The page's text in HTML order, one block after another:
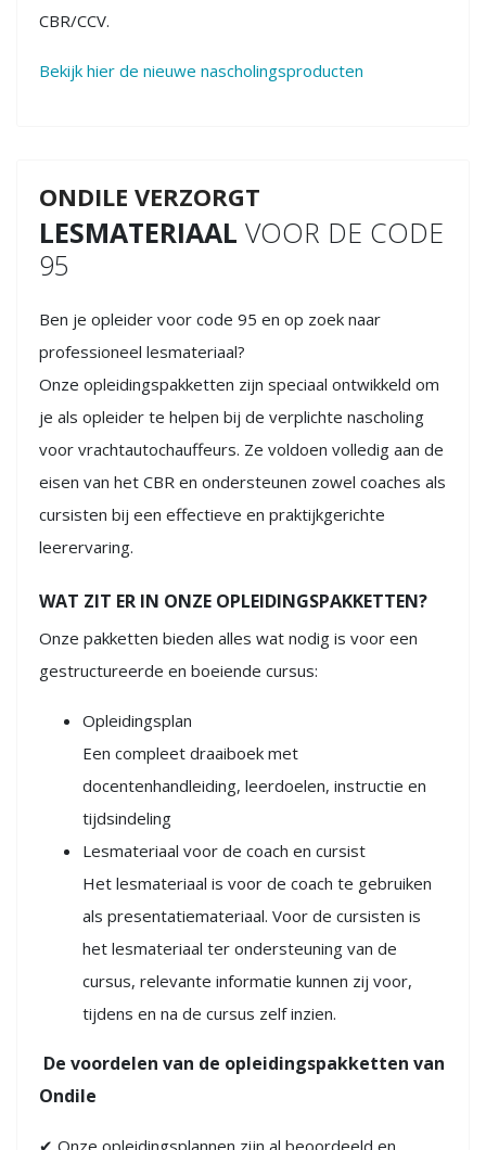
CBR/CCV.
Bekijk hier de nieuwe nascholingsproducten
ONDILE VERZORGT
LESMATERIAAL VOOR DE CODE
95
Ben je opleider voor code 95 en op zoek naar
professioneel lesmateriaal?
Onze opleidingspakketten zijn speciaal ontwikkeld om
je als opleider te helpen bij de verplichte nascholing
voor vrachtautochauffeurs. Ze voldoen volledig aan de
eisen van het CBR en ondersteunen zowel coaches als
cursisten bij een effectieve en praktijkgerichte
leerervaring.
WAT ZIT ER IN ONZE OPLEIDINGSPAKKETTEN?
Onze pakketten bieden alles wat nodig is voor een
gestructureerde en boeiende cursus:
Opleidingsplan
Een compleet draaiboek met
docentenhandleiding, leerdoelen, instructie en
tijdsindeling
Lesmateriaal voor de coach en cursist
Het lesmateriaal is voor de coach te gebruiken
als presentatiemateriaal. Voor de cursisten is
het lesmateriaal ter ondersteuning van de
cursus, relevante informatie kunnen zij voor,
tijdens en na de cursus zelf inzien.
De voordelen van de opleidingspakketten van
Ondile
✔ Onze opleidingsplannen zijn al beoordeeld en